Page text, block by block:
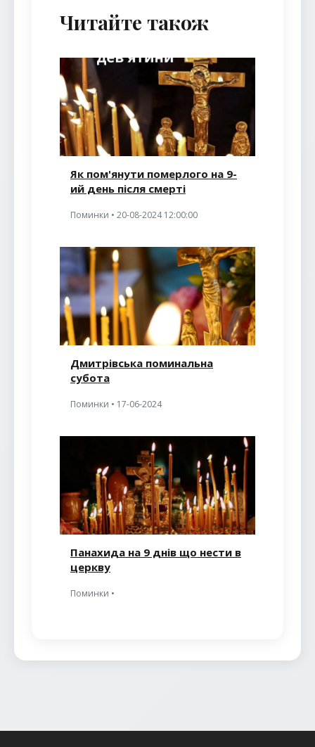
Читайте також
Як пом'янути померлого на 9-
ий день після смерті
Поминки • 20-08-2024 12:00:00
Дмитрівська поминальна
субота
Поминки • 17-06-2024
Панахида на 9 днів що нести в
церкву
Поминки •